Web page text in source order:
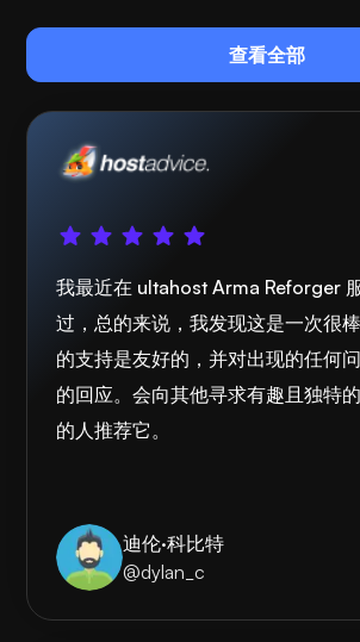
查看全部
我最近在 ultahost Arma Reforger
过，总的来说，我发现这是一次很
的支持是友好的，并对出现的任何
的回应。会向其他寻求有趣且独特
的人推荐它。
迪伦·科比特
@dylan_c